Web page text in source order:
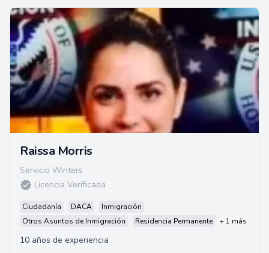
Raissa Morris
Servicio Winters
Licencia Verificada
Ciudadanía DACA
Inmigración
Otros Asuntos de Inmigración
Residencia Permanente + 1 más
10 años de experiencia